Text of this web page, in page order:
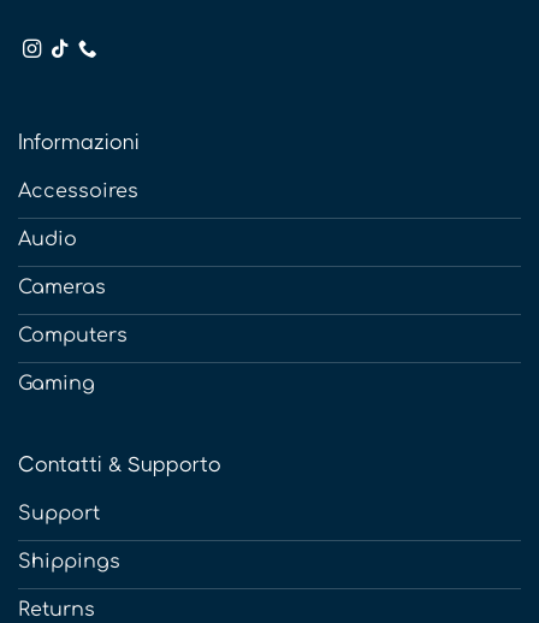
Informazioni
Accessoires
Audio
Cameras
Computers
Gaming
Contatti & Supporto
Support
Shippings
Returns